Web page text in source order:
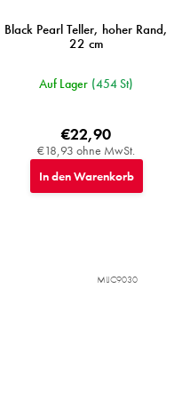
Black Pearl Teller, hoher Rand,
22 cm
Auf Lager (454 St)
€18,93 ohne MwSt.
€22,90
In den Warenkorb
MIJC9030